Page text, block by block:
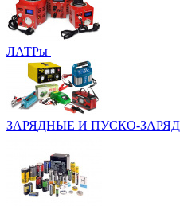
ЛАТРы
ЗАРЯДНЫЕ И ПУСКО-